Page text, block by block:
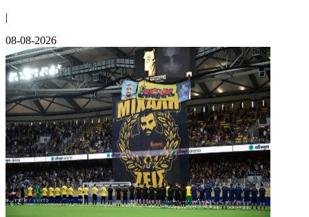
|
08-08-2026